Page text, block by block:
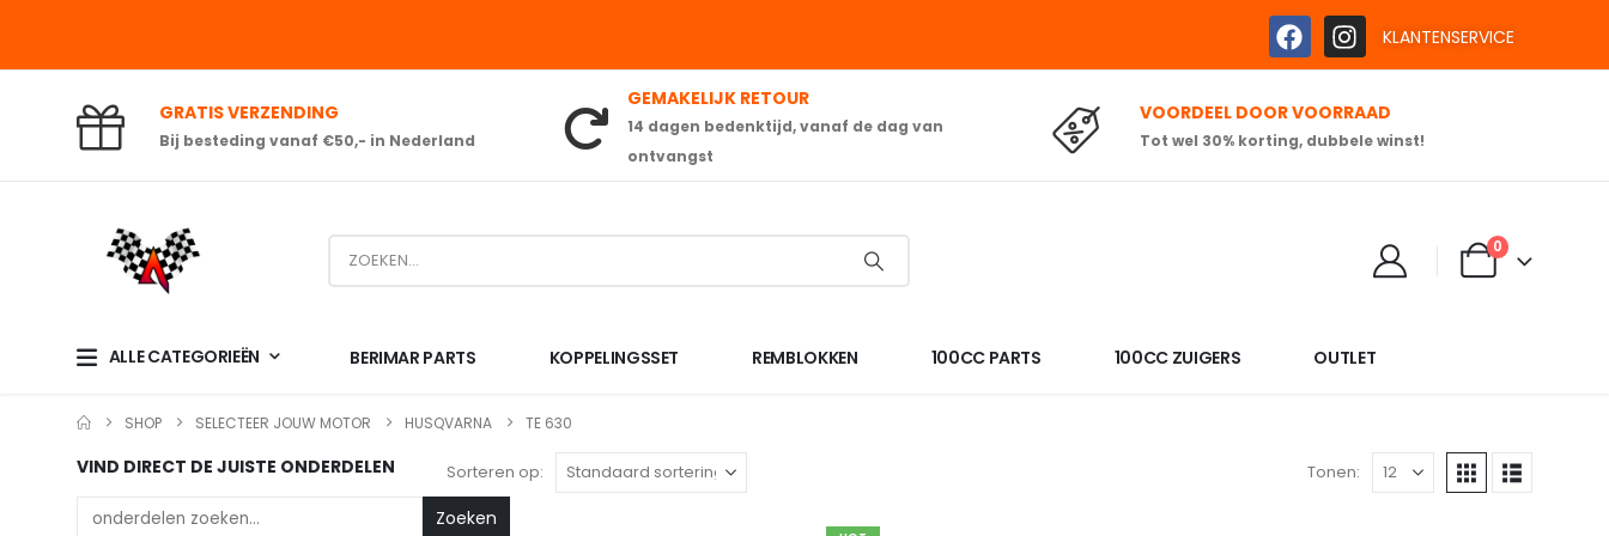
KLANTENSERVICE
GRATIS VERZENDING
Bij besteding vanaf €50,- in Nederland
GEMAKELIJK RETOUR
14 dagen bedenktijd, vanaf de dag van
ontvangst
VOORDEEL DOOR VOORRAAD
Tot wel 30% korting, dubbele winst!
0
ALLE CATEGORIEËN BERIMAR PARTS KOPPELINGSSET REMBLOKKEN 100CC PARTS 100CC ZUIGERS OUTLET
SHOP SELECTEER JOUW MOTOR HUSQVARNA TE 630
Sorteren op: Tonen:
VIND DIRECT DE JUISTE ONDERDELEN
Zoeken